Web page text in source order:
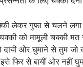
लेकर गुफा से चलने लगा
को मामूली चक्की
ओर घुमाने से तुम जो
फिर से बायीं ओर नहीं